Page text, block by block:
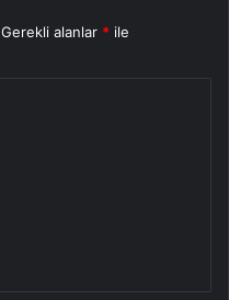
Gerekli alanlar * ile